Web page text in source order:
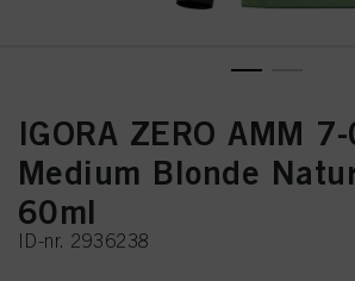
IGORA ZERO AMM
Medium Blonde
60ml
ID-nr. 2936238